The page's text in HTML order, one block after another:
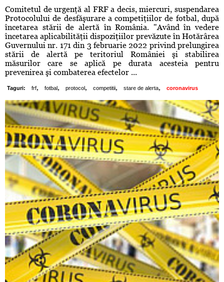
Comitetul de urgenţă al FRF a decis, miercuri, suspendarea
Protocolului de desfăşurare a competiţiilor de fotbal, după
încetarea stării de alertă în România. "Având în vedere
încetarea aplicabilităţii dispoziţiilor prevăzute în Hotărârea
Guvernului nr. 171 din 3 februarie 2022 privind prelungirea
stării de alertă pe teritoriul României şi stabilirea
măsurilor care se aplică pe durata acesteia pentru
prevenirea şi combaterea efectelor ...
Taguri: frf, fotbal , protocol , competitii, stare de alerta, coronavirus